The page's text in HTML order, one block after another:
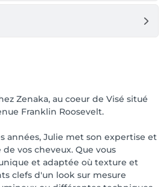
de renseignement :
VOUS
soin de vous ! ✨
Zenaka, au coeur de Visé situé
Franklin Roosevelt.
années, Julie met son expertise et
vos cheveux. Que vous
et adaptée où texture et
clefs d'un look sur mesure